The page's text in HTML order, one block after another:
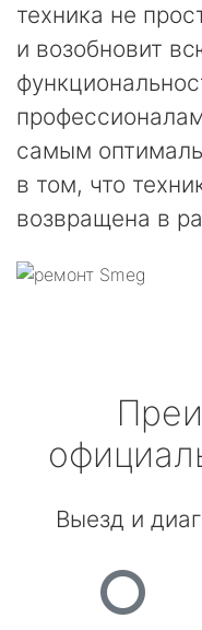
техника не
и возобновит
самым
в том, что
возвращена в
Выезд и